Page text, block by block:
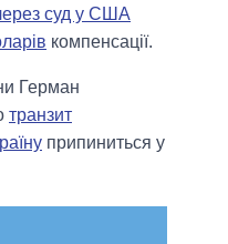
суд у США
компенсації.
Герман
транзит
припиниться у